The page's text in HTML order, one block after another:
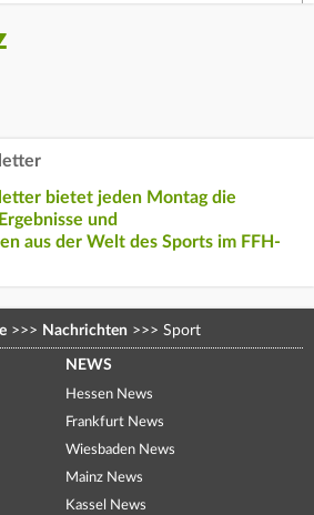
bietet jeden Montag die
und
aus der Welt des Sports im FFH-
>>> Nachrichten >>> Sport
NEWS
Hessen News
Frankfurt News
Wiesbaden News
Mainz News
Kassel News